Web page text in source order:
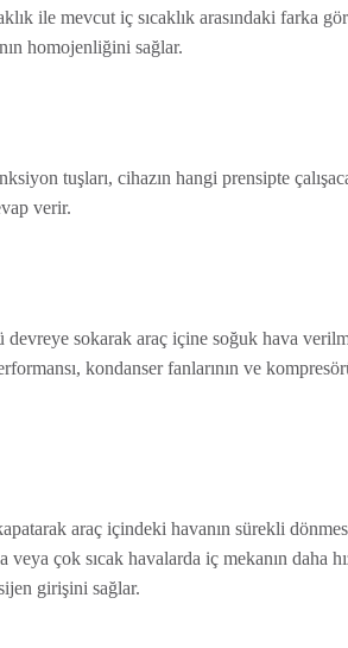
ile mevcut iç sıcaklık arasındaki farka
homojenliğini sağlar.
tuşları, cihazın hangi prensipte
verir.
sokarak araç içine soğuk hava
kondanser fanlarının ve
araç içindeki havanın sürekli
çok sıcak havalarda iç mekanın daha
girişini sağlar.